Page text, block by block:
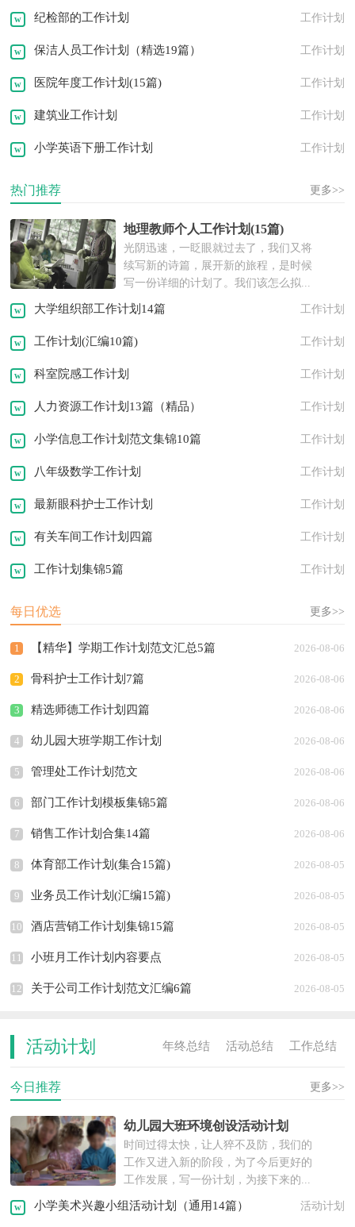
演讲稿
纪检部的工作计划 工作计划
保洁人员工作计划（精选19篇） 工作计划
医院年度工作计划(15篇) 工作计划
建筑业工作计划 工作计划
小学英语下册工作计划 工作计划
热门推荐 更多>>
地理教师个人工作计划(15篇)
光阴迅速，一眨眼就过去了，我们又将
续写新的诗篇，展开新的旅程，是时候
写一份详细的计划了。我们该怎么拟...
大学组织部工作计划14篇 工作计划
工作计划(汇编10篇) 工作计划
科室院感工作计划 工作计划
人力资源工作计划13篇（精品） 工作计划
小学信息工作计划范文集锦10篇 工作计划
八年级数学工作计划 工作计划
最新眼科护士工作计划 工作计划
有关车间工作计划四篇 工作计划
工作计划集锦5篇 工作计划
每日优选 更多>>
1 【精华】学期工作计划范文汇总5篇 2026-08-06
2 骨科护士工作计划7篇 2026-08-06
3 精选师德工作计划四篇 2026-08-06
4 幼儿园大班学期工作计划 2026-08-06
5 管理处工作计划范文 2026-08-06
6 部门工作计划模板集锦5篇 2026-08-06
7 销售工作计划合集14篇 2026-08-06
8 体育部工作计划(集合15篇) 2026-08-05
9 业务员工作计划(汇编15篇) 2026-08-05
10 酒店营销工作计划集锦15篇 2026-08-05
11 小班月工作计划内容要点 2026-08-05
12 关于公司工作计划范文汇编6篇 2026-08-05
活动计划 工作总结
活动总结
年终总结
实习总结
工作报告
实践报告
实习报告
离职报告
述职报告
工作方案
活动方案
策划书
今日推荐 更多>>
幼儿园大班环境创设活动计划
时间过得太快，让人猝不及防，我们的
工作又进入新的阶段，为了今后更好的
工作发展，写一份计划，为接下来的...
小学美术兴趣小组活动计划（通用14篇） 活动计划